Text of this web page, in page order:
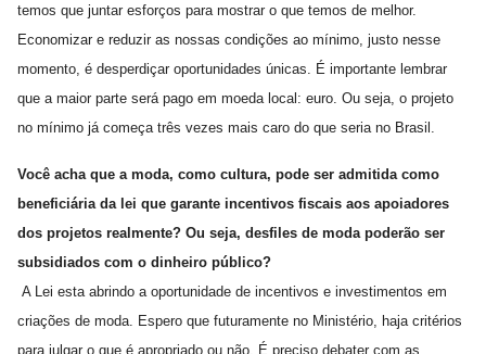
temos que juntar esforços para mostrar o que temos de melhor.
Economizar e reduzir as nossas condições ao mínimo, justo nesse
momento, é desperdiçar oportunidades únicas. É importante lembrar
que a maior parte será pago em moeda local: euro. Ou seja, o projeto
no mínimo já começa três vezes mais caro do que seria no Brasil.
Você acha que a moda, como cultura, pode ser admitida como
beneficiária da lei que garante incentivos fiscais aos apoiadores
dos projetos realmente? Ou seja, desfiles de moda poderão ser
subsidiados com o dinheiro público?
A Lei esta abrindo a oportunidade de incentivos e investimentos em
criações de moda. Espero que futuramente no Ministério, haja critérios
para julgar o que é apropriado ou não. É preciso debater com as